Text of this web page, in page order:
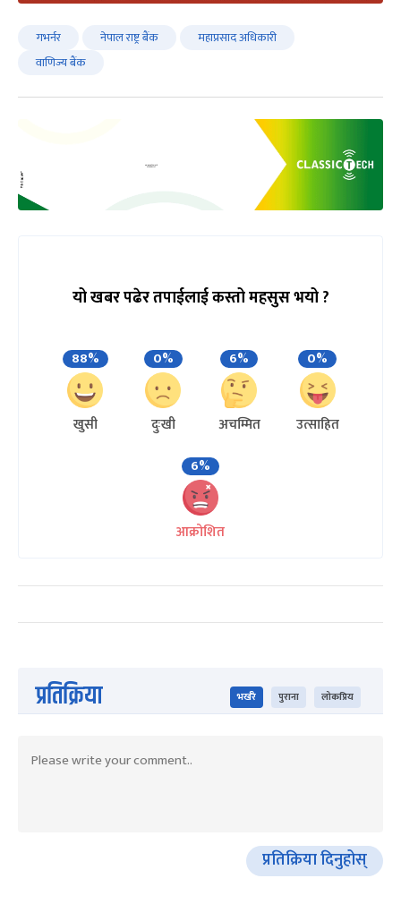
गभर्नर नेपाल राष्ट्र बैंक
महाप्रसाद अधिकारी
वाणिज्य बैंक
यो खबर पढेर तपाईलाई कस्तो महसुस भयो ?
88%
खुसी
0%
दुःखी
6%
अचम्मित
0%
उत्साहित
6%
आक्रोशित
प्रतिक्रिया भर्खरै पुराना लोकप्रिय
प्रतिक्रिया दिनुहोस्